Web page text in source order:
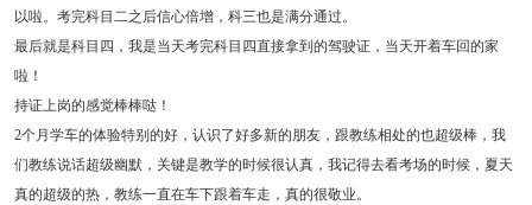
以啦。考完科目二之后信心倍增，科三也是满分通过。
最后就是科目四，我是当天考完科目四直接拿到的驾驶证，当天开着车回的家
啦！
持证上岗的感觉棒棒哒！
2个月学车的体验特别的好，认识了好多新的朋友，跟教练相处的也超级棒，我
们教练说话超级幽默，关键是教学的时候很认真，我记得去看考场的时候，夏天
真的超级的热，教练一直在车下跟着车走，真的很敬业。